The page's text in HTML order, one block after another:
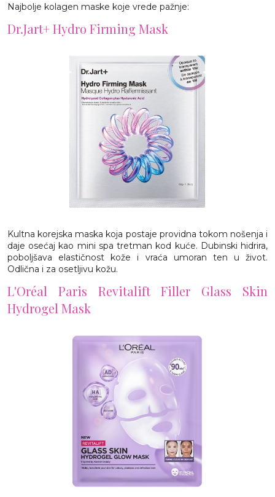
Najbolje kolagen maske koje vrede pažnje:
Dr.Jart+ Hydro Firming Mask
Kultna korejska maska koja postaje providna tokom nošenja i
daje osećaj kao mini spa tretman kod kuće. Dubinski hidrira,
poboljšava elastičnost kože i vraća umoran ten u život.
Odlična i za osetljivu kožu.
L'Oréal Paris Revitalift Filler Glass Skin
Hydrogel Mask